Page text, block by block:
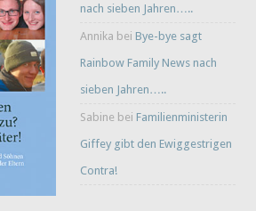
nach sieben Jahren…..
Annika bei Bye-bye sagt
Rainbow Family News nach
sieben Jahren…..
Sabine bei Familienministerin
Giffey gibt den Ewiggestrigen
Contra!